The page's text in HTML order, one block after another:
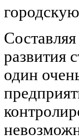
развития
один